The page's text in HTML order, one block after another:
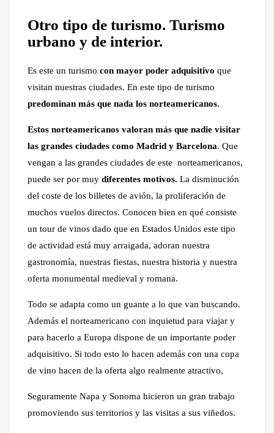
Otro tipo de turismo. Turismo
urbano y de interior.
Es este un turismo con mayor poder adquisitivo que
visitan nuestras ciudades. En este tipo de turismo
predominan más que nada los norteamericanos.
Estos norteamericanos valoran más que nadie visitar
las grandes ciudades como Madrid y Barcelona. Que
vengan a las grandes ciudades de este norteamericanos,
puede ser por muy diferentes motivos. La disminución
del coste de los billetes de avión, la proliferación de
muchos vuelos directos. Conocen bien en qué consiste
un tour de vinos dado que en Estados Unidos este tipo
de actividad está muy arraigada, adoran nuestra
gastronomía, nuestras fiestas, nuestra historia y nuestra
oferta monumental medieval y romana.
Todo se adapta como un guante a lo que van buscando.
Además el norteamericano con inquietud para viajar y
para hacerlo a Europa dispone de un importante poder
adquisitivo. Si todo esto lo hacen además con una copa
de vino hacen de la oferta algo realmente atractivo,
Seguramente Napa y Sonoma hicieron un gran trabajo
promoviendo sus territorios y las visitas a sus viñedos.